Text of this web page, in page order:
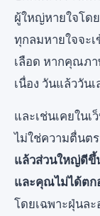
🟢 แผ่
สำหรับอ
ถ่าน
อนุภาค
สิ่งที่เ
วิธีเลือ
ต้อง
กรณีพิ
ฟอกมีควา
ผู้ใหญ่หายใจโด
ทุกลมหายใจจะ
เลือด หากคุณภ
เนื่อง วันแล้ววัน
และเช่นเคยในเ
ไม่ใช่ความตื่นต
แล้วส่วนใหญ่ดีขึ้
และคุณไม่ได้ตก
โดยเฉพาะฝุ่นละ